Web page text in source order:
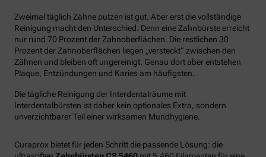
Zweimal täglich Zähne putzen ist gut. Aber erst die vollständige
Reinigung macht den Unterschied. Denn eine Zahnbürste erreicht
nur rund 70 Prozent der Zahnoberflächen. Die restlichen 30
Prozent der Zahnoberflächen liegen „versteckt“ zwischen den
Zähnen und bleiben oft ungereinigt. Genau dort aber entstehen
Plaque, Entzündungen und Karies am häufigsten.
Die tägliche Reinigung der Interdentalräume mit
Interdentalbürsten ist daher kein optionales Extra, sondern
unverzichtbarer Teil einer wirksamen Mundhygiene.
Curaprox bietet für jeden Schritt die passende Lösung: die